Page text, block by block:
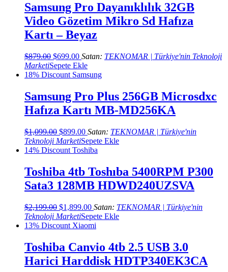
Samsung Pro Dayanıklılık 32GB
Video Gözetim Mikro Sd Hafıza
Kartı – Beyaz
$879.00 Orijinal
fiyat:
$879.00.
$699.00Şu
andaki
fiyat:
Satan: TEKNOMAR | Türkiye'nin Teknoloji
MarketiSepete Ekle
18% Discount Samsung
Samsung Pro Plus 256GB Microsdxc
Hafıza Kartı MB-MD256KA
$1,099.00 Orijinal
fiyat:
$1,099.00.
$899.00Şu
andaki
fiyat:
Satan: TEKNOMAR | Türkiye'nin
Teknoloji MarketiSepete Ekle
14% Discount Toshiba
Toshiba 4tb Toshıba 5400RPM P300
Sata3 128MB HDWD240UZSVA
$2,199.00 Orijinal
fiyat:
$2,199.00.
$1,899.00Şu
andaki
fiyat:
Satan: TEKNOMAR | Türkiye'nin
Teknoloji MarketiSepete Ekle
13% Discount Xiaomi
Toshiba Canvio 4tb 2.5 USB 3.0
Harici Harddisk HDTP340EK3CA